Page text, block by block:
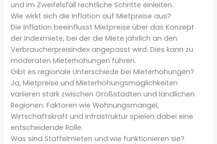
und im Zweifelsfall rechtliche Schritte einleiten.
Wie wirkt sich die Inflation auf Mietpreise aus?
Die Inflation beeinflusst Mietpreise über das Konzept
der Indexmiete, bei der die Miete jährlich an den
Verbraucherpreisindex angepasst wird. Dies kann zu
moderaten Mieterhöhungen führen.
Gibt es regionale Unterschiede bei Mieterhöhungen?
Ja, Mietpreise und Mieterhöhungsmöglichkeiten
variieren stark zwischen Großstädten und ländlichen
Regionen. Faktoren wie Wohnungsmangel,
Wirtschaftskraft und Infrastruktur spielen dabei eine
entscheidende Rolle.
Was sind Staffelmieten und wie funktionieren sie?